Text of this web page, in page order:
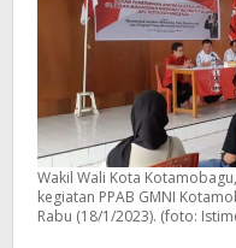
Wakil Wali Kota
kegiatan PPAB GMNI
Rabu (18/1/2023). (foto: